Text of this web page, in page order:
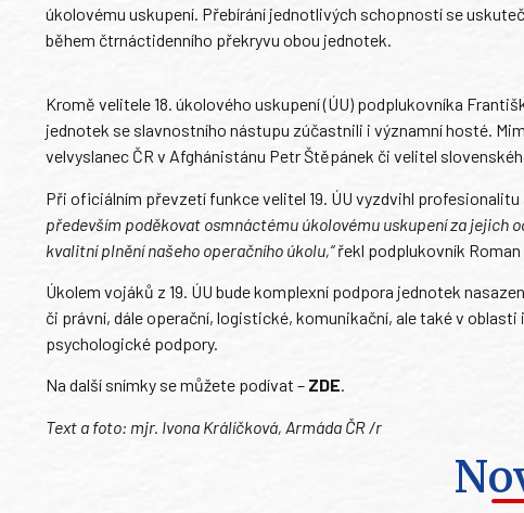
úkolovému uskupení. Přebírání jednotlivých schopností se
během čtrnáctidenního překryvu obou jednotek.
Kromě velitele 18. úkolového uskupení (ÚU) podplukovníka
jednotek se slavnostního nástupu zúčastnili i významní hosté.
velvyslanec ČR v Afghánistánu Petr Štěpánek či velitel
Při oficiálním převzetí funkce velitel 19. ÚU vyzdvihl
především poděkovat osmnáctému úkolovému uskupení za
kvalitní plnění našeho operačního úkolu,“řekl podplukovník Roman
Úkolem vojáků z 19. ÚU bude komplexní podpora jednotek
či právní, dále operační, logistické, komunikační, ale také v
psychologické podpory.
Na další snímky se můžete podívat – ZDE.
Text a foto: mjr. Ivona Králíčková, Armáda ČR /r